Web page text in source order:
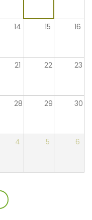
14 15 16
21 22 23
28 29 30
4 5 6